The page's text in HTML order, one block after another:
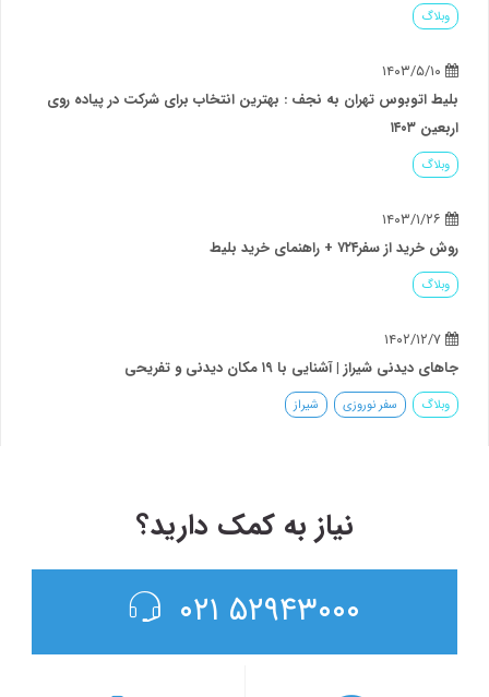
وبلاگ
بلیط اتوبوس تهران به نجف : بهترین انتخاب برای شرکت در پیاده روی
اربعین ۱۴۰۳
وبلاگ
روش خرید از سفر۷۲۴ + راهنمای خرید بلیط
وبلاگ
جاهای دیدنی شیراز | آشنایی با ۱۹ مکان دیدنی و تفریحی
وبلاگ سفر نوروزی شیراز
نیاز به کمک دارید؟
۵۲۹۴۳۰۰۰ ۰۲۱